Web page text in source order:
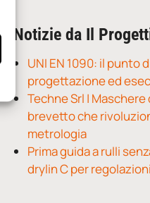
Notizie da Il
UNI EN 1090: il punto
progettazione ed
Techne Srl |
brevetto che
metrologia
Prima guida a rulli
drylin C per